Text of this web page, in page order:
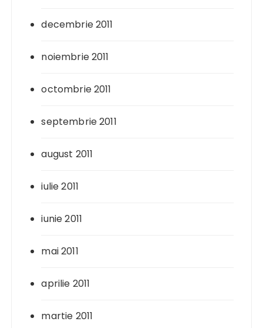
decembrie 2011
noiembrie 2011
octombrie 2011
septembrie 2011
august 2011
iulie 2011
iunie 2011
mai 2011
aprilie 2011
martie 2011